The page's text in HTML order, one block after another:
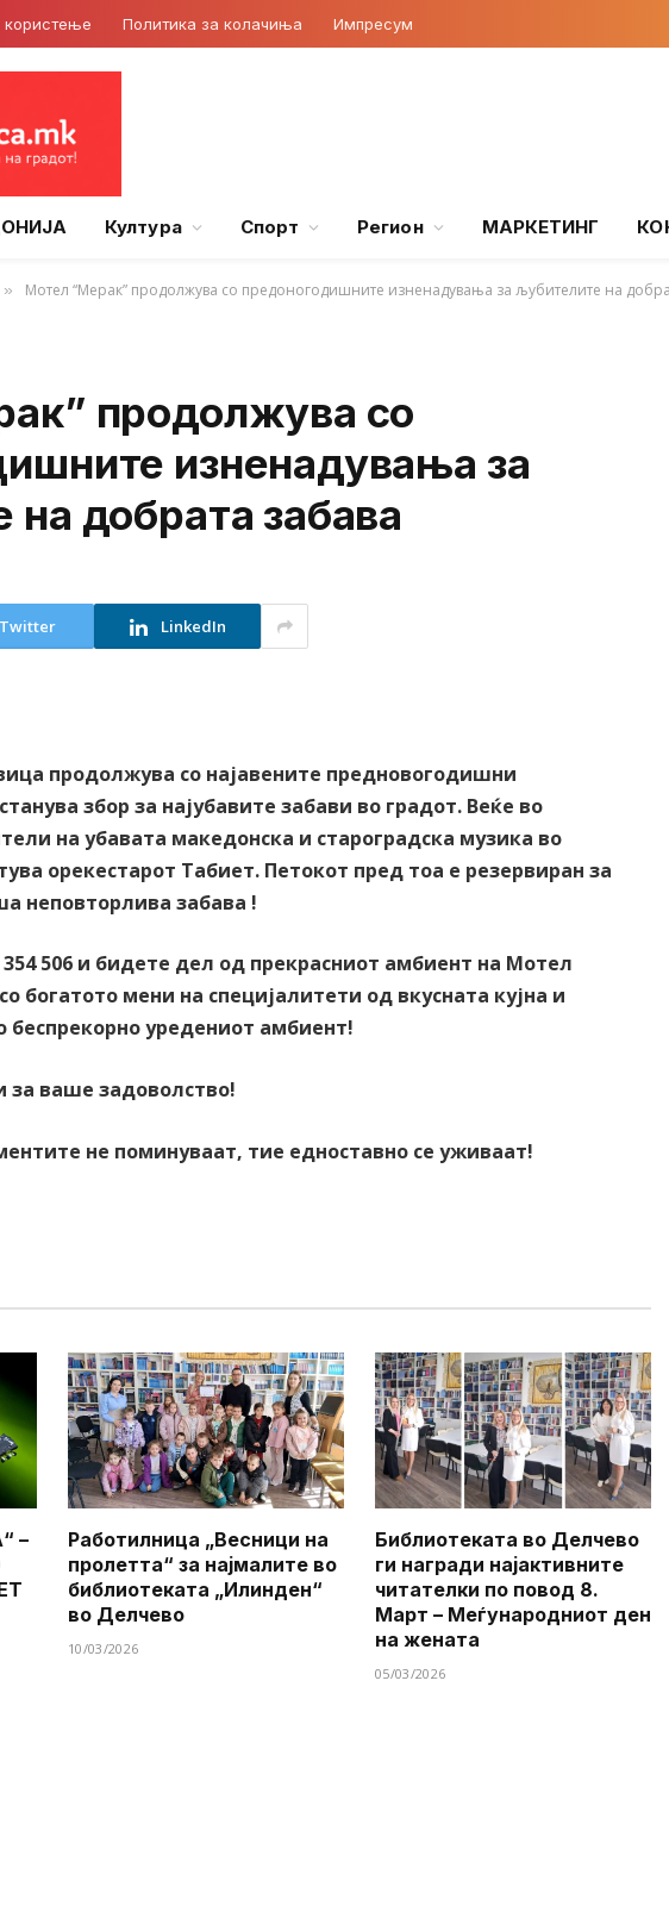
користење Политика за колачиња Импресум
Култура Спорт Регион МАРКЕТИНГ
» Мотел “Мерак” продолжува со предоногодишните изненадувања за љубителите на
продолжува со
изненадувања за
добрата забава
Twitter LinkedIn
продолжува со најавените предновогодишни
збор за најубавите забави во градот. Веќе во
на убавата македонска и староградска музика во
орекестарот Табиет. Петокот пред тоа е резервиран за
неповторлива забава !
354 506 и бидете дел од прекрасниот амбиент на Мотел
богатото мени на специјалитети од вкусната кујна и
беспрекорно уредениот амбиент!
за ваше задоволство!
не поминуваат, тие едноставно се уживаат!
–
Работилница „Весници на
пролетта“ за најмалите во
библиотеката „Илинден“
во Делчево
10/03/2026
Библиотеката во Делчево
ги награди најактивните
читателки по повод 8.
Март – Меѓународниот ден
на жената
05/03/2026